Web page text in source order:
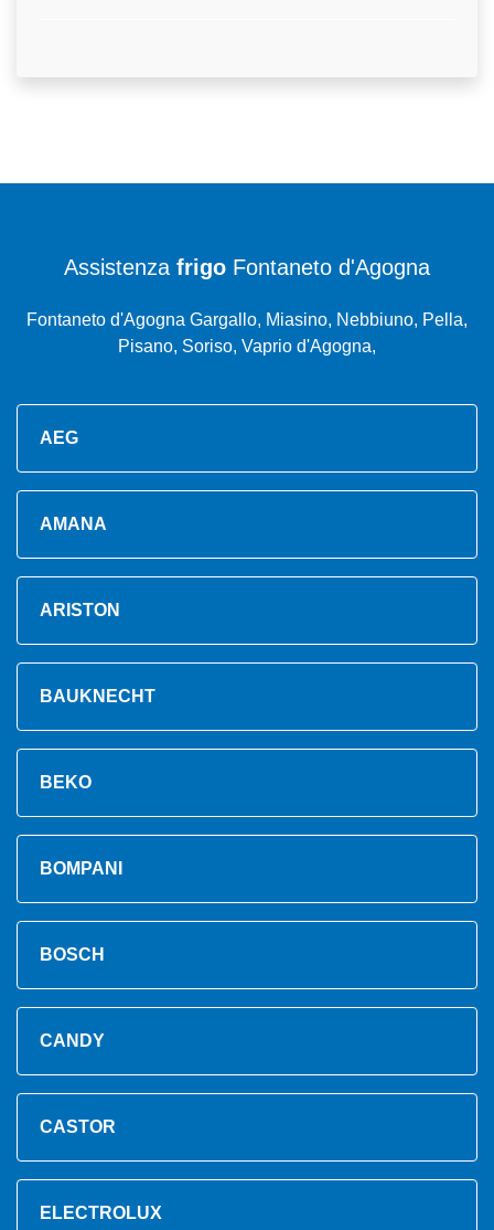
Assistenza frigo Fontaneto d'Agogna
Fontaneto d'Agogna Gargallo, Miasino, Nebbiuno, Pella,
Pisano, Soriso, Vaprio d'Agogna,
AEG
AMANA
ARISTON
BAUKNECHT
BEKO
BOMPANI
BOSCH
CANDY
CASTOR
ELECTROLUX